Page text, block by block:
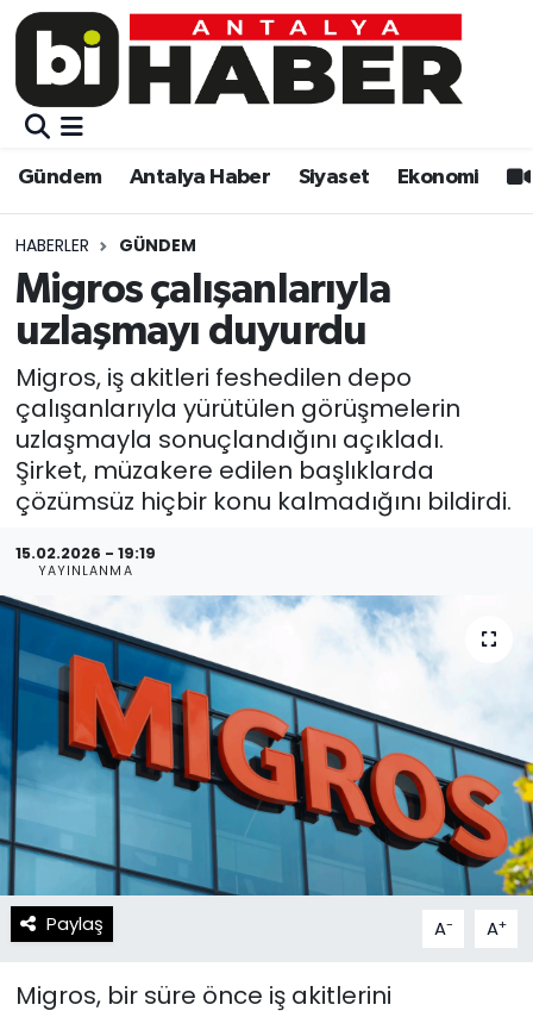
Gündem Antalya Haber Siyaset Ekonomi
HABERLER GÜNDEM
Migros çalışanlarıyla
uzlaşmayı duyurdu
Migros, iş akitleri feshedilen depo
çalışanlarıyla yürütülen görüşmelerin
uzlaşmayla sonuçlandığını açıkladı.
Şirket, müzakere edilen başlıklarda
çözümsüz hiçbir konu kalmadığını bildirdi.
15.02.2026 - 19:19
YAYINLANMA
Paylaş A- A+
Migros, bir süre önce iş akitlerini
Gündem
Siyaset
Video
Eğitim
Kültür-sanat
Sağlık
Spor
Teknoloji
Resmi İlanlar
Gündem
Siyaset
Ekonomi
Kültür-sanat
Sağlık
Spor
Teknoloji
Yaşam
Künye
Gizlilik Sözleşmesi
Muratpaşa Nöbetçi Eczaneler
Muratpaşa Trafik Yoğunluk Haritası
Süper Lig Puan Durumu ve Fikstür
Tüm Manşetler
Son Dakika Haberleri
Haber Arşivi